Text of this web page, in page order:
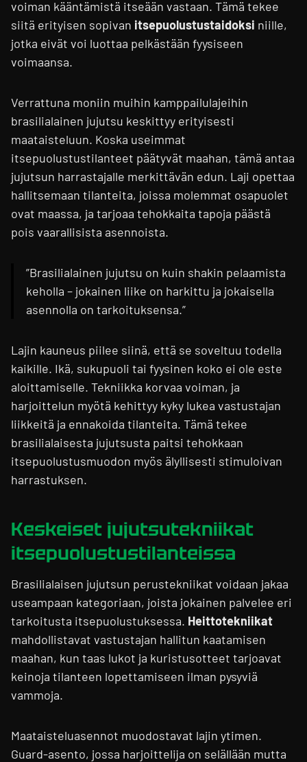
voiman kääntämistä itseään vastaan. Tämä tekee
siitä erityisen sopivan itsepuolustustaidoksi niille,
jotka eivät voi luottaa pelkästään fyysiseen
voimaansa.
Verrattuna moniin muihin kamppailulajeihin
brasilialainen jujutsu keskittyy erityisesti
maataisteluun. Koska useimmat
itsepuolustustilanteet päätyvät maahan, tämä antaa
jujutsun harrastajalle merkittävän edun. Laji opettaa
hallitsemaan tilanteita, joissa molemmat osapuolet
ovat maassa, ja tarjoaa tehokkaita tapoja päästä
pois vaarallisista asennoista.
”Brasilialainen jujutsu on kuin shakin pelaamista
keholla – jokainen liike on harkittu ja jokaisella
asennolla on tarkoituksensa.”
Lajin kauneus piilee siinä, että se soveltuu todella
kaikille. Ikä, sukupuoli tai fyysinen koko ei ole este
aloittamiselle. Tekniikka korvaa voiman, ja
harjoittelun myötä kehittyy kyky lukea vastustajan
liikkeitä ja ennakoida tilanteita. Tämä tekee
brasilialaisesta jujutsusta paitsi tehokkaan
itsepuolustusmuodon myös älyllisesti stimuloivan
harrastuksen.
Keskeiset jujutsutekniikat
itsepuolustustilanteissa
Brasilialaisen jujutsun perustekniikat voidaan jakaa
useampaan kategoriaan, joista jokainen palvelee eri
tarkoitusta itsepuolustuksessa. Heittotekniikat
mahdollistavat vastustajan hallitun kaatamisen
maahan, kun taas lukot ja kuristusotteet tarjoavat
keinoja tilanteen lopettamiseen ilman pysyviä
vammoja.
Maataisteluasennot muodostavat lajin ytimen.
Guard-asento, jossa harjoittelija on selällään mutta